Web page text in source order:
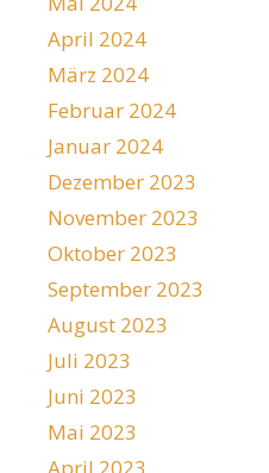
April 2024
März 2024
Februar 2024
Januar 2024
Dezember 2023
November 2023
Oktober 2023
September 2023
August 2023
Juli 2023
Juni 2023
Mai 2023